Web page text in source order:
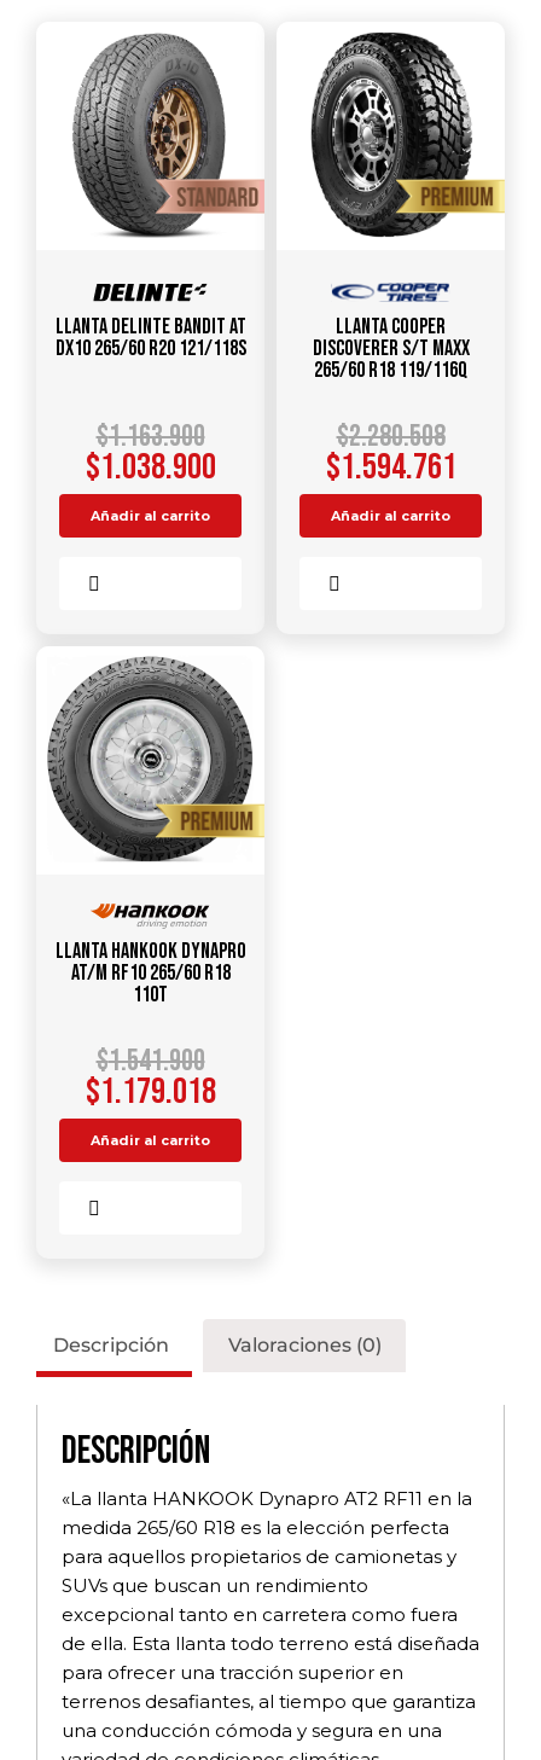
Llanta DELINTE Bandit AT
DX10 265/60 R20 121/118S
$1.163.900
$1.038.900
Añadir al carrito
Llanta COOPER
Discoverer S/T Maxx
265/60 R18 119/116Q
$2.280.508
$1.594.761
Añadir al carrito
Llanta HANKOOK Dynapro
AT/M RF10 265/60 R18
110T
$1.541.900
$1.179.018
Añadir al carrito
Descripción Valoraciones (0)
Descripción
«La llanta HANKOOK Dynapro AT2 RF11 en la
medida 265/60 R18 es la elección perfecta
para aquellos propietarios de camionetas y
SUVs que buscan un rendimiento
excepcional tanto en carretera como fuera
de ella. Esta llanta todo terreno está diseñada
para ofrecer una tracción superior en
terrenos desafiantes, al tiempo que garantiza
una conducción cómoda y segura en una